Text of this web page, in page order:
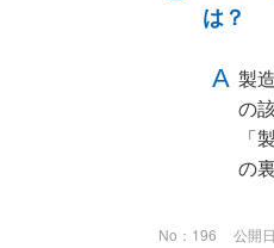
は？
製
の
「
の
No：196 公開